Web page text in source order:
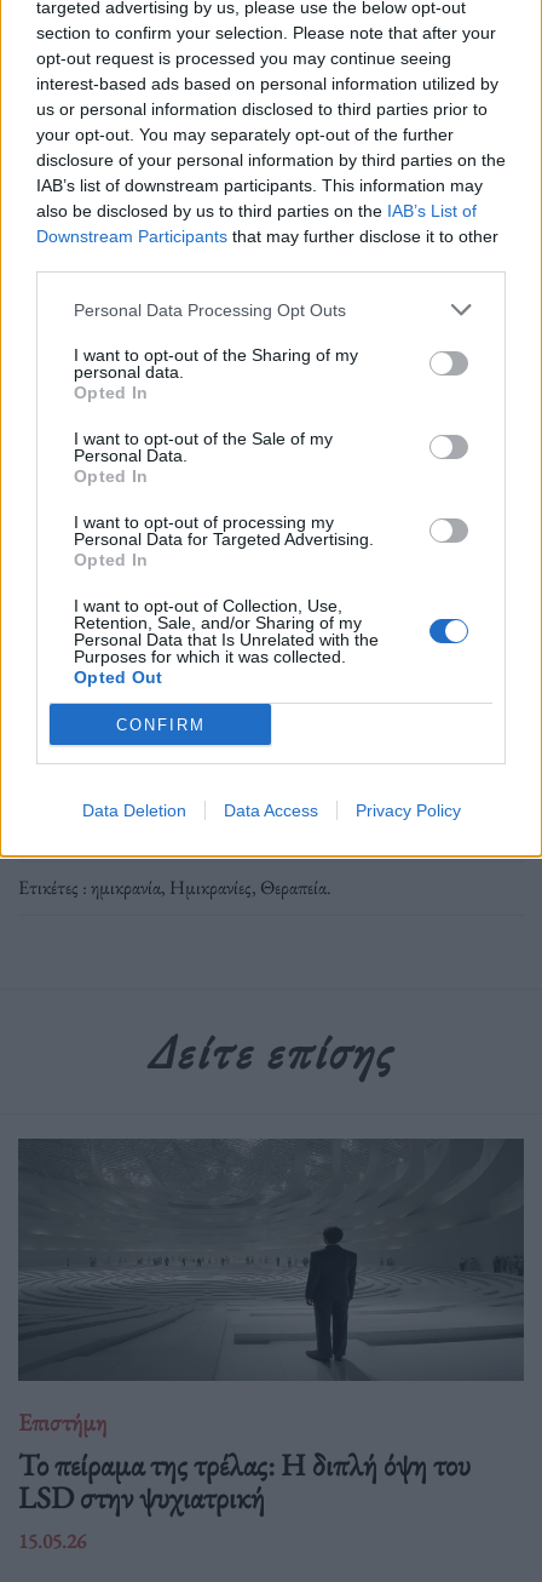
targeted advertising by us, please use the below opt-out
section to confirm your selection. Please note that after your
opt-out request is processed you may continue seeing
interest-based ads based on personal information utilized by
us or personal information disclosed to third parties prior to
your opt-out. You may separately opt-out of the further
disclosure of your personal information by third parties on the
IAB’s list of downstream participants. This information may
also be disclosed by us to third parties on the IAB’s List of
Downstream Participants that may further disclose it to other
Personal Data Processing Opt Outs
I want to opt-out of the Sharing of my
personal data.
Opted In
I want to opt-out of the Sale of my
Personal Data.
Opted In
I want to opt-out of processing my
Personal Data for Targeted Advertising.
Opted In
I want to opt-out of Collection, Use,
Retention, Sale, and/or Sharing of my
Personal Data that Is Unrelated with the
Purposes for which it was collected.
Opted Out
CONFIRM
Data Deletion Data Access Privacy Policy
αναμένεται να ωφελήσει περίπου 13.000 άτομα.
Η Helen Knight προσθέτει πως:«Αυτό είναι το
πρώτο και μοναδικό φάρμακο που προτείνεται από
το NHS το οποίο μπορεί να βοηθήσει στην
ημικρανία και που μπορεί να θεωρηθεί ως μια
αλλαγή στη θεραπεία».
στο Google News
Ετικέτες :ημικρανία, Ημικρανίες, Θεραπεία.
Δείτε επίσης
Επιστήμη
Το πείραμα της τρέλας: Η διπλή όψη του
LSD στην ψυχιατρική
15.05.26